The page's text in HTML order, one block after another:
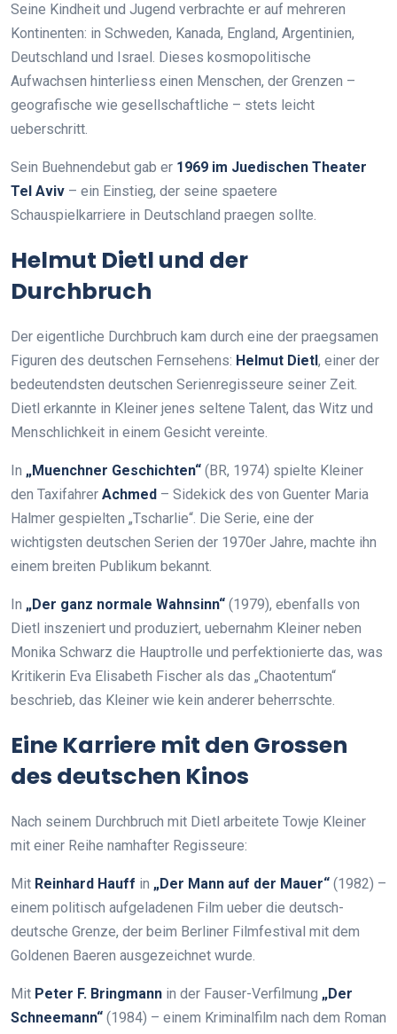
Seine Kindheit und Jugend verbrachte er auf mehreren
Kontinenten: in Schweden, Kanada, England, Argentinien,
Deutschland und Israel. Dieses kosmopolitische
Aufwachsen hinterliess einen Menschen, der Grenzen –
geografische wie gesellschaftliche – stets leicht
ueberschritt.
Sein Buehnendebut gab er 1969 im Juedischen Theater
Tel Aviv – ein Einstieg, der seine spaetere
Schauspielkarriere in Deutschland praegen sollte.
Helmut Dietl und der
Durchbruch
Der eigentliche Durchbruch kam durch eine der praegsamen
Figuren des deutschen Fernsehens: Helmut Dietl , einer der
bedeutendsten deutschen Serienregisseure seiner Zeit.
Dietl erkannte in Kleiner jenes seltene Talent, das Witz und
Menschlichkeit in einem Gesicht vereinte.
In „Muenchner Geschichten“ (BR, 1974) spielte Kleiner
den Taxifahrer Achmed – Sidekick des von Guenter Maria
Halmer gespielten „Tscharlie“. Die Serie, eine der
wichtigsten deutschen Serien der 1970er Jahre, machte ihn
einem breiten Publikum bekannt.
In „Der ganz normale Wahnsinn“ (1979), ebenfalls von
Dietl inszeniert und produziert, uebernahm Kleiner neben
Monika Schwarz die Hauptrolle und perfektionierte das, was
Kritikerin Eva Elisabeth Fischer als das „Chaotentum“
beschrieb, das Kleiner wie kein anderer beherrschte.
Eine Karriere mit den Grossen
des deutschen Kinos
Nach seinem Durchbruch mit Dietl arbeitete Towje Kleiner
mit einer Reihe namhafter Regisseure:
Mit Reinhard Hauff in „Der Mann auf der Mauer“ (1982) –
einem politisch aufgeladenen Film ueber die deutsch-
deutsche Grenze, der beim Berliner Filmfestival mit dem
Goldenen Baeren ausgezeichnet wurde.
Mit Peter F. Bringmann in der Fauser-Verfilmung „Der
Schneemann“ (1984) – einem Kriminalfilm nach dem Roman